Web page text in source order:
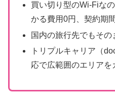
買い切り型のWi-Fiな
かる費用0円、契約期
国内の旅行先でもその
トリプルキャリア（
応で広範囲のエリアを